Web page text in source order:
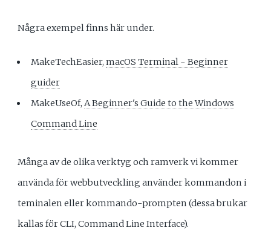
Några exempel finns här under.
MakeTechEasier,macOS Terminal - Beginner
guider
MakeUseOf,A Beginner's Guide to the Windows
Command Line
Många av de olika verktyg och ramverk vi kommer
använda för webbutveckling använder kommandon i
teminalen eller kommando-prompten (dessa brukar
kallas för CLI, Command Line Interface).